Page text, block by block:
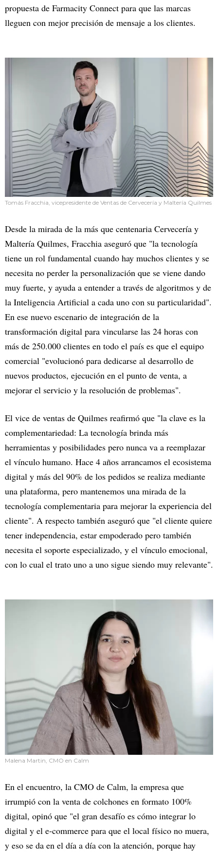
propuesta de Farmacity Connect para que las marcas
lleguen con mejor precisión de mensaje a los clientes.
Tomás Fracchia, vicepresidente de Ventas de Cervecería y Maltería Quilmes
Desde la mirada de la más que centenaria Cervecería y
Maltería Quilmes, Fracchia aseguró que "la tecnología
tiene un rol fundamental cuando hay muchos clientes y se
necesita no perder la personalización que se viene dando
muy fuerte, y ayuda a entender a través de algoritmos y de
la Inteligencia Artificial a cada uno con su particularidad".
En ese nuevo escenario de integración de la
transformación digital para vincularse las 24 horas con
más de 250.000 clientes en todo el país es que el equipo
comercial "evolucionó para dedicarse al desarrollo de
nuevos productos, ejecución en el punto de venta, a
mejorar el servicio y la resolución de problemas".
El vice de ventas de Quilmes reafirmó que "la clave es la
complementariedad: La tecnología brinda más
herramientas y posibilidades pero nunca va a reemplazar
el vínculo humano. Hace 4 años arrancamos el ecosistema
digital y más del 90% de los pedidos se realiza mediante
una plataforma, pero mantenemos una mirada de la
tecnología complementaria para mejorar la experiencia del
cliente". A respecto también aseguró que "el cliente quiere
tener independencia, estar empoderado pero también
necesita el soporte especializado, y el vínculo emocional,
con lo cual el trato uno a uno sigue siendo muy relevante".
Malena Martin, CMO en Calm
En el encuentro, la CMO de Calm, la empresa que
irrumpió con la venta de colchones en formato 100%
digital, opinó que "el gran desafío es cómo integrar lo
digital y el e-commerce para que el local físico no muera,
y eso se da en el día a día con la atención, porque hay